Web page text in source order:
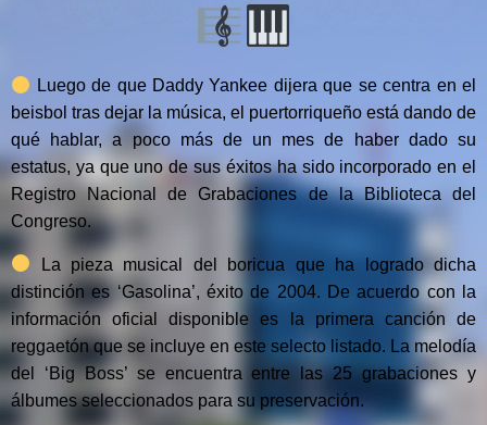
Luego de que Daddy Yankee dijera que se centra en el
beisbol tras dejar la música, el puertorriqueño está dando de
qué hablar, a poco más de un mes de haber dado su
estatus, ya que uno de sus éxitos ha sido incorporado en el
Registro Nacional de Grabaciones de la Biblioteca del
Congreso.
La pieza musical del boricua que ha logrado dicha
distinción es ‘Gasolina’, éxito de 2004. De acuerdo con la
información oficial disponible es la primera canción de
reggaetón que se incluye en este selecto listado. La melodía
del ‘Big Boss’ se encuentra entre las 25 grabaciones y
álbumes seleccionados para su preservación.